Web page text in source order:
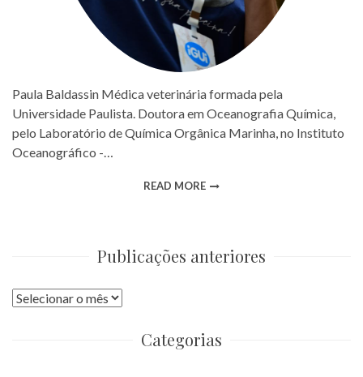
Paula Baldassin Médica veterinária formada pela
Universidade Paulista. Doutora em Oceanografia Química,
pelo Laboratório de Química Orgânica Marinha, no Instituto
Oceanográfico -…
READ MORE
Publicações anteriores
Publicações
Categorias